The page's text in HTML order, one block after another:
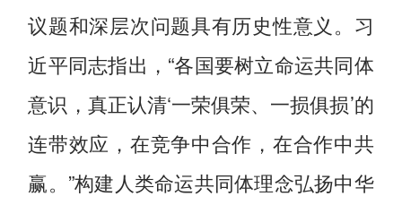
议题和深层次问题具有历史性意义。习
近平同志指出，“各国要树立命运共同体
意识，真正认清‘一荣俱荣、一损俱损’的
连带效应，在竞争中合作，在合作中共
赢。”构建人类命运共同体理念弘扬中华